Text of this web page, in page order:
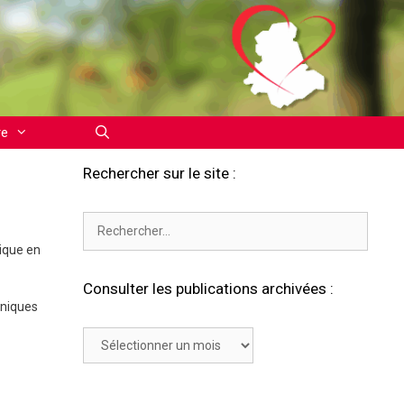
en
Rechercher sur le site :
Consulter les publications archivées :